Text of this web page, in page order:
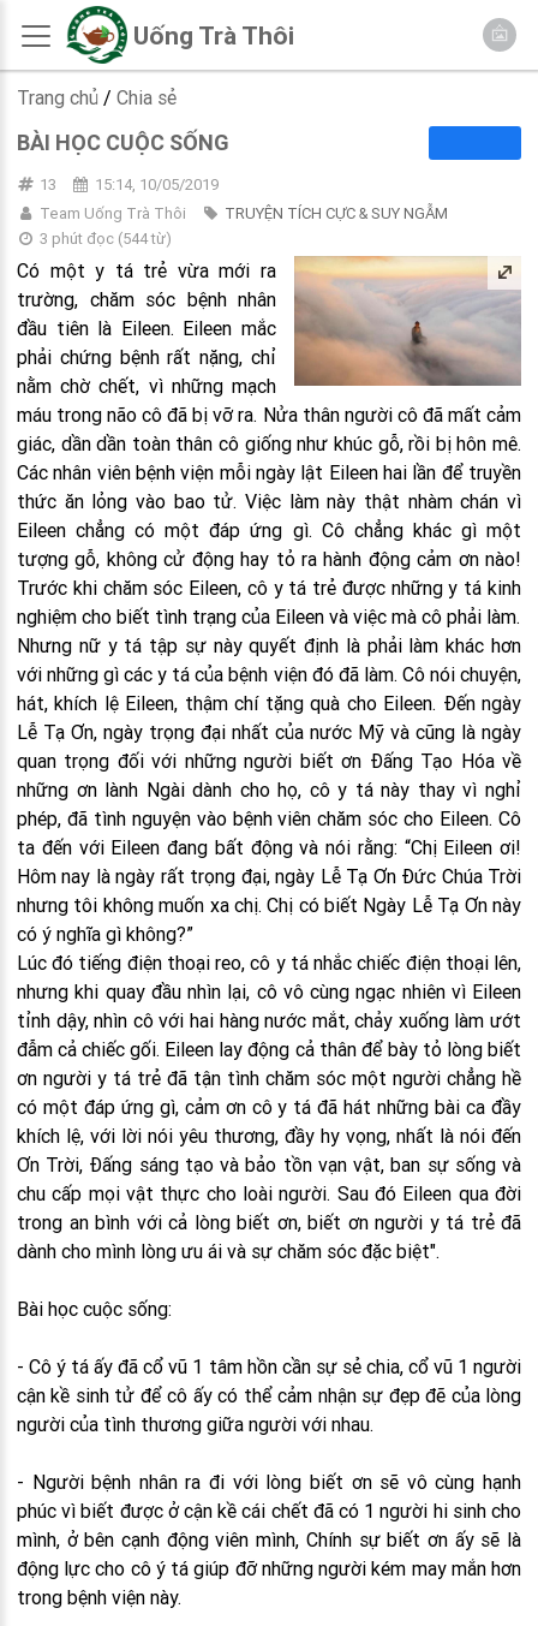
Uống Trà Thôi
Trang chủ / Chia sẻ
BÀI HỌC CUỘC SỐNG
13
15:14, 10/05/2019
Team Uống Trà Thôi
TRUYỆN TÍCH CỰC & SUY NGẪM
3 phút đọc(544từ)
Có một y tá trẻ vừa mới ra
trường, chăm sóc bệnh nhân
đầu tiên là Eileen. Eileen mắc
phải chứng bệnh rất nặng, chỉ
nằm chờ chết, vì những mạch
máu trong não cô đã bị vỡ ra. Nửa thân người cô đã mất cảm
giác, dần dần toàn thân cô giống như khúc gỗ, rồi bị hôn mê.
Các nhân viên bệnh viện mỗi ngày lật Eileen hai lần để truyền
thức ăn lỏng vào bao tử. Việc làm này thật nhàm chán vì
Eileen chẳng có một đáp ứng gì. Cô chẳng khác gì một
tượng gỗ, không cử động hay tỏ ra hành động cảm ơn nào!
Trước khi chăm sóc Eileen, cô y tá trẻ được những y tá kinh
nghiệm cho biết tình trạng của Eileen và việc mà cô phải làm.
Nhưng nữ y tá tập sự này quyết định là phải làm khác hơn
với những gì các y tá của bệnh viện đó đã làm. Cô nói chuyện,
hát, khích lệ Eileen, thậm chí tặng quà cho Eileen. Đến ngày
Lễ Tạ Ơn, ngày trọng đại nhất của nước Mỹ và cũng là ngày
quan trọng đối với những người biết ơn Đấng Tạo Hóa về
những ơn lành Ngài dành cho họ, cô y tá này thay vì nghỉ
phép, đã tình nguyện vào bệnh viên chăm sóc cho Eileen. Cô
ta đến với Eileen đang bất động và nói rằng: “Chị Eileen ơi!
Hôm nay là ngày rất trọng đại, ngày Lễ Tạ Ơn Đức Chúa Trời
nhưng tôi không muốn xa chị. Chị có biết Ngày Lễ Tạ Ơn này
có ý nghĩa gì không?”
Lúc đó tiếng điện thoại reo, cô y tá nhắc chiếc điện thoại lên,
nhưng khi quay đầu nhìn lại, cô vô cùng ngạc nhiên vì Eileen
tỉnh dậy, nhìn cô với hai hàng nước mắt, chảy xuống làm ướt
đẫm cả chiếc gối. Eileen lay động cả thân để bày tỏ lòng biết
ơn người y tá trẻ đã tận tình chăm sóc một người chẳng hề
có một đáp ứng gì, cảm ơn cô y tá đã hát những bài ca đầy
khích lệ, với lời nói yêu thương, đầy hy vọng, nhất là nói đến
Ơn Trời, Đấng sáng tạo và bảo tồn vạn vật, ban sự sống và
chu cấp mọi vật thực cho loài người. Sau đó Eileen qua đời
trong an bình với cả lòng biết ơn, biết ơn người y tá trẻ đã
dành cho mình lòng ưu ái và sự chăm sóc đặc biệt".
Bài học cuộc sống:
- Cô ý tá ấy đã cổ vũ 1 tâm hồn cần sự sẻ chia, cổ vũ 1 người
cận kề sinh tử để cô ấy có thể cảm nhận sự đẹp đẽ của lòng
người của tình thương giữa người với nhau.
- Người bệnh nhân ra đi với lòng biết ơn sẽ vô cùng hạnh
phúc vì biết được ở cận kề cái chết đã có 1 người hi sinh cho
mình, ở bên cạnh động viên mình, Chính sự biết ơn ấy sẽ là
động lực cho cô ý tá giúp đỡ những người kém may mắn hơn
trong bệnh viện này.